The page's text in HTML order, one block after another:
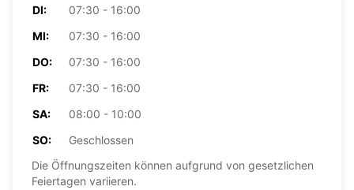
DI:
07:30 - 16:00
MI:
07:30 - 16:00
DO:
07:30 - 16:00
FR:
07:30 - 16:00
SA:
08:00 - 10:00
SO:
Geschlossen
Die Öffnungszeiten können aufgrund von gesetzlichen
Feiertagen variieren.